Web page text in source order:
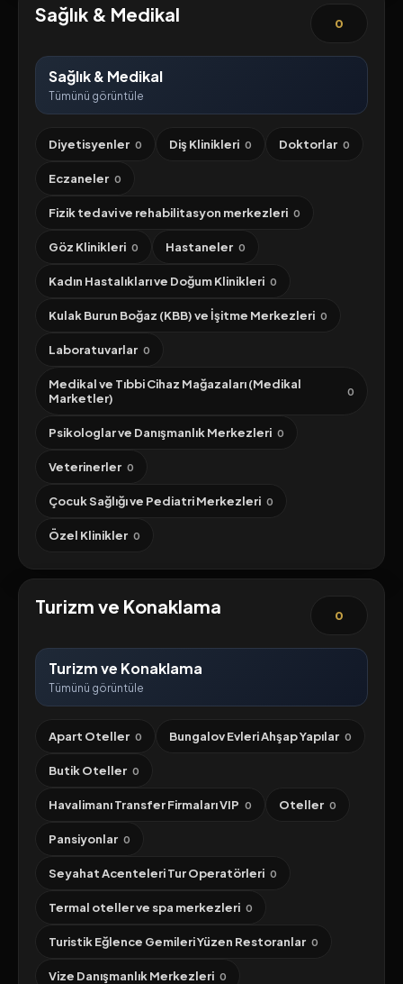
Sağlık & Medikal 0
Sağlık & Medikal
Tümünü görüntüle
Diyetisyenler 0 Diş Klinikleri 0 Doktorlar 0
Eczaneler 0
Fizik tedavi ve rehabilitasyon merkezleri 0
Göz Klinikleri 0 Hastaneler 0
Kadın Hastalıkları ve Doğum Klinikleri 0
Kulak Burun Boğaz (KBB) ve İşitme Merkezleri 0
Laboratuvarlar 0
Medikal ve Tıbbi Cihaz Mağazaları (Medikal
Marketler)
0
Psikologlar ve Danışmanlık Merkezleri 0
Veterinerler 0
Çocuk Sağlığı ve Pediatri Merkezleri 0
Özel Klinikler 0
Turizm ve Konaklama 0
Turizm ve Konaklama
Tümünü görüntüle
Apart Oteller 0 Bungalov Evleri Ahşap Yapılar 0
Butik Oteller 0
Havalimanı Transfer Firmaları VIP 0 Oteller 0
Pansiyonlar 0
Seyahat Acenteleri Tur Operatörleri 0
Termal oteller ve spa merkezleri 0
Turistik Eğlence Gemileri Yüzen Restoranlar 0
Vize Danışmanlık Merkezleri 0